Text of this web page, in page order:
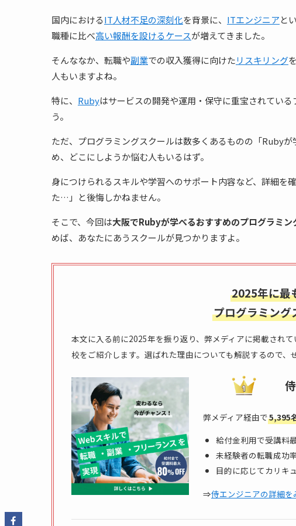
国内におけるIT人材不足の深刻化を背景に、 ITエンジニアと
職種に比べ高い報酬を設けるケースが増えてきました。
そんななか、転職や副業での収入獲得に向けたリスキリング
人もいますよね。
特に、 Rubyはサービスの開発や運用・保守に重宝されてい
う。
ただ、プログラミングスクールは数多くあるものの「Ruby
め、どこにしようか悩む人もいるはず。
身につけられるスキルや学習へのサポート内容など、詳細を
た…」と後悔しかねません。
そこで、今回は大阪でRubyが学べるおすすめのプログラミン
めば、あなたにあうスクールが見つかりますよ。
2025年に最
プログラミング
本文に入る前に2025年を振り返り、弊メディアに掲載され
校をご紹介します。選ばれた理由についても解説するので、
弊メディア経由で5,395
給付金利用で受講料
未経験者の転職成功
目的に応じてカリキ
⇒侍エンジニアの詳細を